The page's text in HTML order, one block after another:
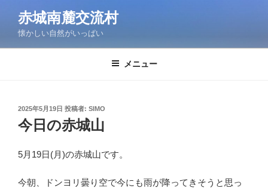
ン
赤城南麓交流村
懐かしい自然がいっぱい
メニュー
投
稿
日:
2025年5月19日 投稿者: SIMO
今日の赤城山
5月19日(月)の赤城山です。
今朝、ドンヨリ曇り空で今にも雨が降ってきそうと思っ